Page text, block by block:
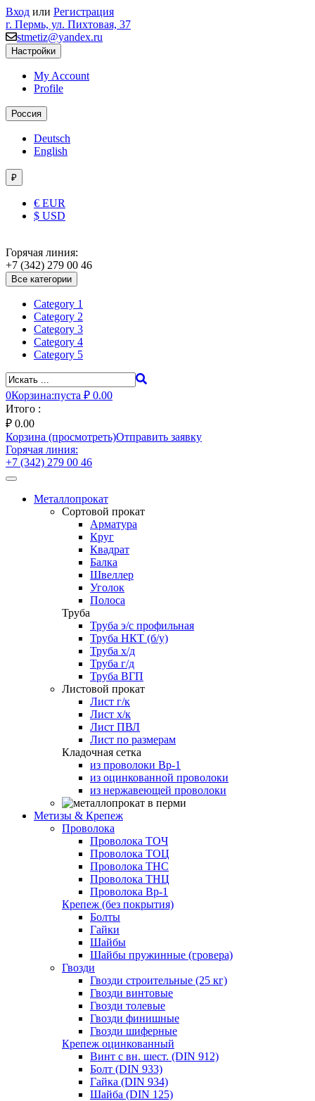
Вход или Регистрация
г. Пермь, ул. Пихтовая, 37
stmetiz@yandex.ru
Настройки
My Account
Profile
Россия
Deutsch
English
₽
€ EUR
$ USD
Горячая линия:
+7 (342) 279 00 46
Все категории
Category 1
Category 2
Category 3
Category 4
Category 5
0Корзина:пуста ₽ 0.00
Итого :
₽ 0.00
Корзина (просмотреть)Отправить заявку
Горячая линия:
+7 (342) 279 00 46
Toggle
navigationМеталлопрокат
Сортовой прокат
Арматура
Круг
Квадрат
Балка
Швеллер
Уголок
Полоса
Труба
Труба э/с профильная
Труба НКТ (б/у)
Труба х/д
Труба г/д
Труба ВГП
Листовой прокат
Лист г/к
Лист х/к
Лист ПВЛ
Лист по размерам
Кладочная сетка
из проволоки Вр-1
из оцинкованной проволоки
из нержавеющей проволоки
Метизы & Крепеж
Проволока
Проволока ТОЧ
Проволока ТОЦ
Проволока ТНС
Проволока ТНЦ
Проволока Вр-1
Крепеж (без покрытия)
Болты
Гайки
Шайбы
Шайбы пружинные (гровера)
Гвозди
Гвозди строительные (25 кг)
Гвозди винтовые
Гвозди толевые
Гвозди финишные
Гвозди шиферные
Крепеж оцинкованный
Винт с вн. шест. (DIN 912)
Болт (DIN 933)
Гайка (DIN 934)
Шайба (DIN 125)